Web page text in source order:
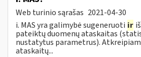
Web turinio sąrašas 2021-04-30
i. MAS yra galimybė sugeneruoti ir
pateiktų duomenų ataskaitas
nustatytus parametrus).
ataskaitų...